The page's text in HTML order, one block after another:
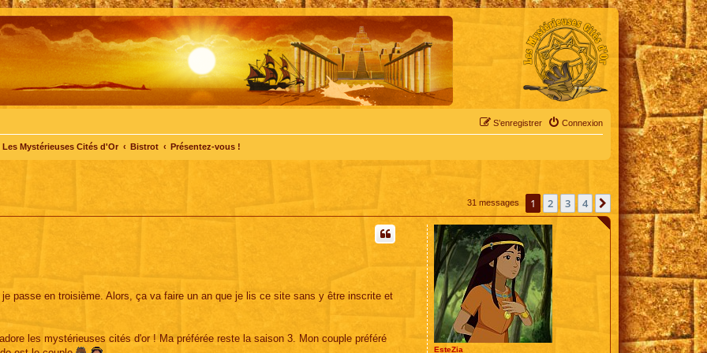
Connexion
S’enregistrer
Les Mystérieuses Cités d'Or Bistrot Présentez-vous !
31 messages 1 2 3 4 Suivante
EsteZia
passe en troisième. Alors, ça va faire un an que je lis ce site sans y être inscrite et
les mystérieuses cités d'or ! Ma préférée reste la saison 3. Mon couple préféré